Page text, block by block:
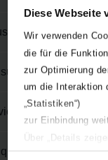
Diese Webseite
Wir verwenden
die für die
zur Optimierung
um die Interaktion
„Statistiken“)
zur Einbindung
Über „Details
dans l'emballage
surface maximum
maximum